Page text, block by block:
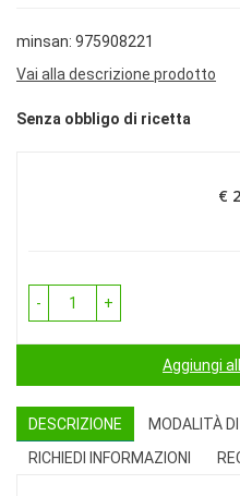
minsan: 975908221
Vai alla descrizione prodotto
Senza obbligo di ricetta
€
- +
Aggiungi
DESCRIZIONE
MODALITÀ
RICHIEDI INFORMAZIONI